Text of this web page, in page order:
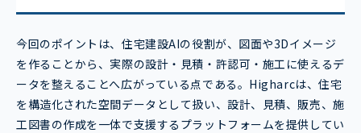
今回のポイントは、住宅建設AIの役割が、図面や3Dイメージ
を作ることから、実際の設計・見積・許認可・施工に使えるデ
ータを整えることへ広がっている点である。Higharcは、住宅
を構造化された空間データとして扱い、設計、見積、販売、施
工図書の作成を一体で支援するプラットフォームを提供してい